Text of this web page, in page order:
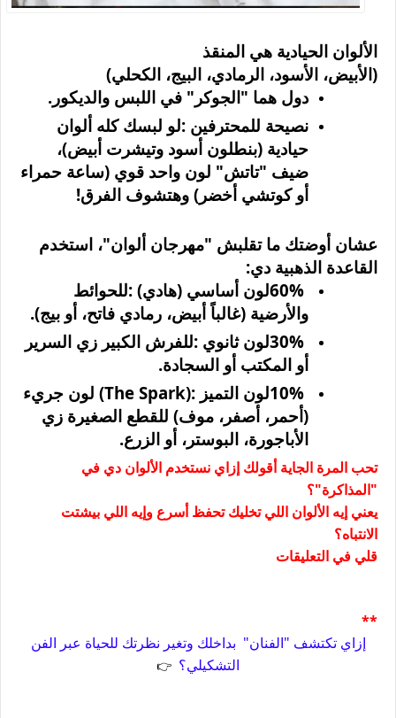
الألوان الحيادية هي المنقذ
(الأبيض، الأسود، الرمادي، البيج، الكحلي)
دول هما "الجوكر" في اللبس والديكور .
نصيحة للمحترفين :لو لبسك كله ألوان
حيادية (بنطلون أسود وتيشرت أبيض)،
ضيف "تاتش" لون واحد قوي (ساعة حمراء
أو كوتشي أخضر) وهتشوف الفرق!
عشان أوضتك ما تقلبش "مهرجان ألوان"، استخدم
القاعدة الذهبية دي:
60%لون أساسي (هادي) :للحوائط
والأرضية (غالباً أبيض، رمادي فاتح، أو بيج).
30%لون ثانوي :للفرش الكبير زي السرير
أو المكتب أو السجادة.
10%لون التميز (The Spark): لون جريء
(أحمر، أصفر، موف) للقطع الصغيرة زي
الأباجورة، البوستر، أو الزرع.
تحب المرة الجاية أقولك إزاي نستخدم الألوان دي في
"المذاكرة"؟
يعني إيه الألوان اللي تخليك تحفظ أسرع وإيه اللي بيشتت
الانتباه؟
قلي في التعليقات
**
إزاي تكتشف "الفنان" بداخلك وتغير نظرتك للحياة عبر الفن
التشكيلي؟ 👉